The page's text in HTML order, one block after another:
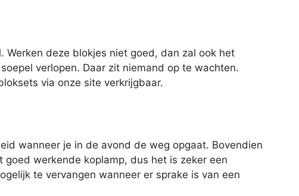
Werken deze blokjes niet goed, dan zal ook het
verlopen. Daar zit niemand op te wachten.
via onze site verkrijgbaar.
wanneer je in de avond de weg opgaat. Bovendien
goed werkende koplamp, dus het is zeker een
te vervangen wanneer er sprake is van een